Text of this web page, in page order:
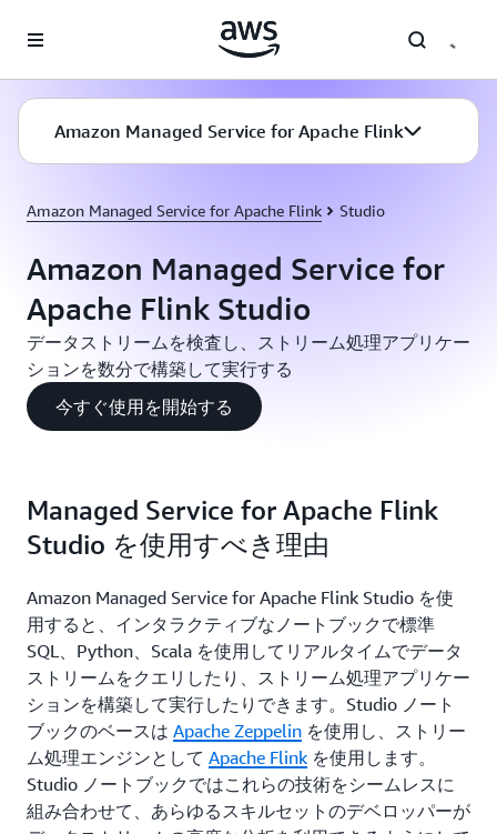
Amazon Managed Service for Apache Flink
Amazon Managed Service for Apache Flink Studio
Amazon Managed Service for
Apache Flink Studio
データストリームを検査し、ストリーム処理アプリケー
ションを数分で構築して実行する
今すぐ使用を開始する
Managed Service for Apache Flink
Studio を使用すべき理由
Amazon Managed Service for Apache Flink Studio を使
用すると、インタラクティブなノートブックで標準
SQL、Python、Scala を使用してリアルタイムでデータ
ストリームをクエリしたり、ストリーム処理アプリケー
ションを構築して実行したりできます。Studio ノート
ブックのベースは Apache Zeppelin を使用し、ストリー
ム処理エンジンとして Apache Flink を使用します。
Studio ノートブックではこれらの技術をシームレスに
組み合わせて、あらゆるスキルセットのデベロッパーが